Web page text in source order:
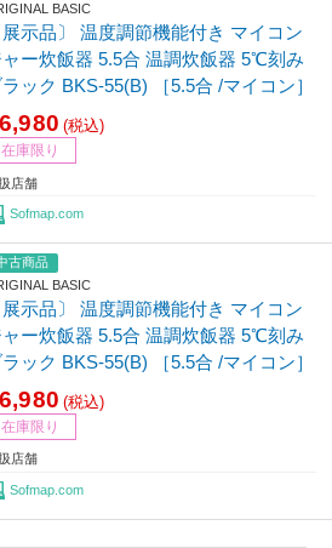
BASIC
展示品〕 温度調節機能付き マイコン
ャー炊飯器 5.5合 温調炊飯器 5℃刻み
ック BKS-55(B) ［5.5合 /マイコン］
(税込)
在庫限り
店舗
Sofmap.com
古商品
BASIC
展示品〕 温度調節機能付き マイコン
ャー炊飯器 5.5合 温調炊飯器 5℃刻み
ック BKS-55(B) ［5.5合 /マイコン］
(税込)
在庫限り
店舗
Sofmap.com